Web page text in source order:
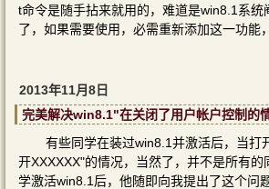
t命令是随手拈来就用的，难道是win8.1系
了，如果需要使用，必需重新添加这一功
2013年11月8日
完美解决win8.1"在关闭了用户帐户控制的
有些同学在装过win8.1并激活后，当打
开XXXXXX"的情况，当然了，并不是所有
学激活win8.1后，他随即向我提出了这个问